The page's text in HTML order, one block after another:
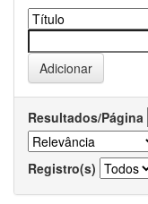
Resultados/Página
Registro(s)